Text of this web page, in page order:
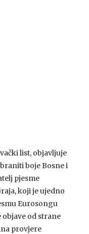
list, objavljuje
boje Bosne i
pjesme
koji je ujedno
Eurosongu
objave od strane
provjere